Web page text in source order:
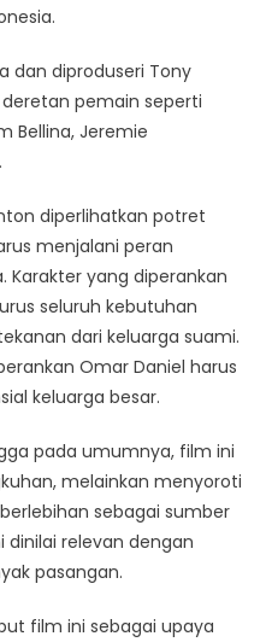
dan diproduseri Tony
pemain seperti
Bellina, Jeremie
diperlihatkan potret
menjalani peran
yang diperankan
seluruh kebutuhan
dari keluarga suami.
Omar Daniel harus
keluarga besar.
pada umumnya, film ini
melainkan menyoroti
sebagai sumber
relevan dengan
pasangan.
film ini sebagai upaya